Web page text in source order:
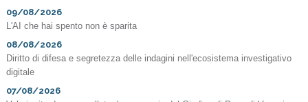
09/08/2026
L'AI che hai spento non è sparita
08/08/2026
Diritto di difesa e segretezza delle indagini nell'ecosistema investigativo
digitale
07/08/2026